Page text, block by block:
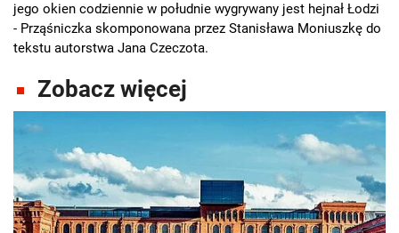
jego okien codziennie w południe wygrywany jest hejnał Łodzi
- Prząśniczka skomponowana przez Stanisława Moniuszkę do
tekstu autorstwa Jana Czeczota.
Zobacz więcej